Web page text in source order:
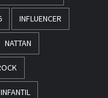
INFLUENCER
NATTAN